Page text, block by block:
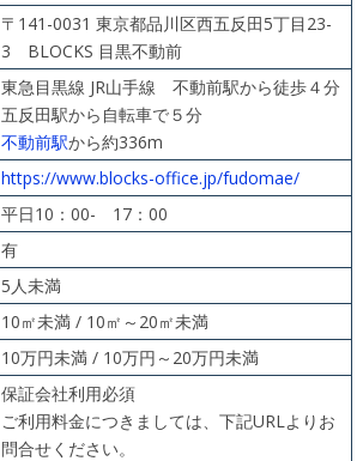
〒141-0031 東京都品川区西五反田5丁目23-
3 BLOCKS 目黒不動前
東急目黒線 JR山手線 不動前駅から徒歩４分
五反田駅から自転車で５分
不動前駅から約336m
https://www.blocks-office.jp/fudomae/
平日10：00- 17：00
有
5人未満
10㎡未満 / 10㎡～20㎡未満
10万円未満 / 10万円～20万円未満
保証会社利用必須
ご利用料金につきましては、下記URLよりお
問合せください。